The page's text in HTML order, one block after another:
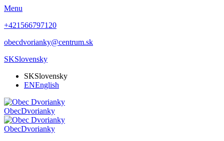
Menu
+421566797120
obecdvorianky@centrum.sk
SKSlovensky
SKSlovensky
ENEnglish
ObecDvorianky
ObecDvorianky